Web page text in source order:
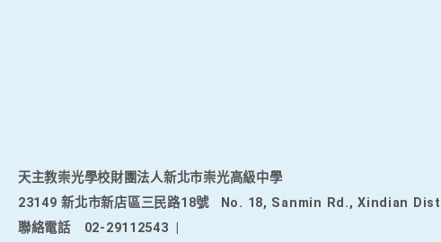
天主教崇光學校財團法人新北市崇光高級中學
23149 新北市新店區三民路18號
No. 18, Sanmin Rd., Xindian
聯絡電話
02-29112543